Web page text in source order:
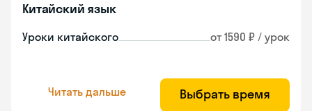
Китайский язык
Уроки китайского от 1590 ₽ / урок
Читать дальше Выбрать время